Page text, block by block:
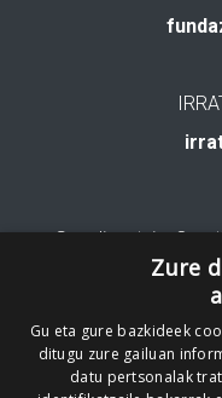
Gure lizentzia:
Zure
Gu eta gure bazkideek
ditugu zure gailuan
datu pertsonalak